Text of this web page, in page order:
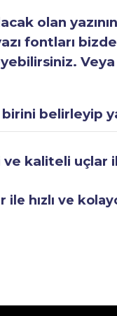
olan
fontları
Veya
belirleyip
kaliteli uçlar
hızlı ve